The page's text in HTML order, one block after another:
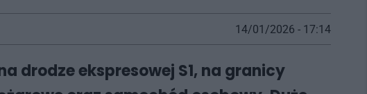
14/01/2026 - 17:14
drodze ekspresowej S1, na granicy